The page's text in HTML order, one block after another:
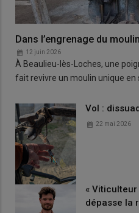
Dans l’engrenage du
12 juin 2026
À Beaulieu-lès-Loches, une
fait revivre un moulin unique en
Vol :
22 mai 2026
«
dépasse la